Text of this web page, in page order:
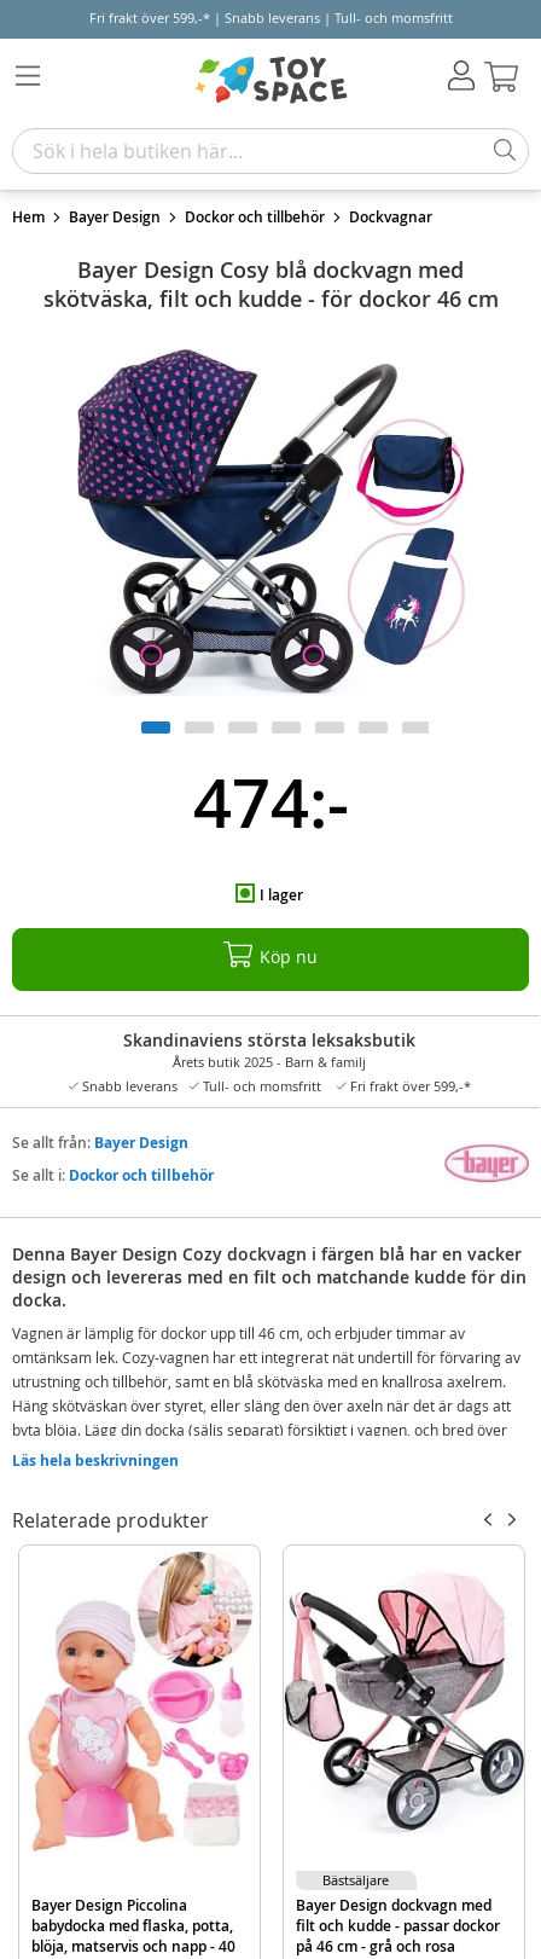
Fri frakt över 599,-* | Snabb leverans | Tull- och momsfritt
Hem Bayer Design Dockor och tillbehör Dockvagnar
Bayer Design Cosy blå dockvagn med
skötväska, filt och kudde - för dockor 46 cm
474:-
I lager
Köp nu
Skandinaviens största leksaksbutik
Årets butik 2025 - Barn & familj
Snabb leverans
Tull- och momsfritt Fri frakt över 599,-*
Se allt från: Bayer Design
Se allt i: Dockor och tillbehör
Denna Bayer Design Cozy dockvagn i färgen blå har en vacker
design och levereras med en filt och matchande kudde för din
docka.
Vagnen är lämplig för dockor upp till 46 cm, och erbjuder timmar av
omtänksam lek. Cozy-vagnen har ett integrerat nät undertill för förvaring av
utrustning och tillbehör, samt en blå skötväska med en knallrosa axelrem.
Häng skötväskan över styret, eller släng den över axeln när det är dags att
byta blöja. Lägg din docka (säljs separat) försiktigt i vagnen, och bred över
den fina filten med enhörningsmotiv. Suffletten ger din docka en varm plats
och förvaring.
Passar för dockor upp till 46 cm
Med integrerat nät under dockvagnen
Kan vikas för transport och förvaring
Innehåller:
Bayer Design Cosy dockvagn
Skötväska
Täcke
Kudde
Detaljer:
Handtagets höjd: 58 cm
Ålder: från 3 år
Läs hela beskrivningen
Relaterade produkter
Bayer Design Piccolina
babydocka med flaska, potta,
blöja, matservis och napp - 40
Bayer Design dockvagn med
filt och kudde - passar dockor
på 46 cm - grå och rosa
Bästsäljare